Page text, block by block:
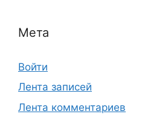
Мета
Войти
Лента записей
Лента комментариев